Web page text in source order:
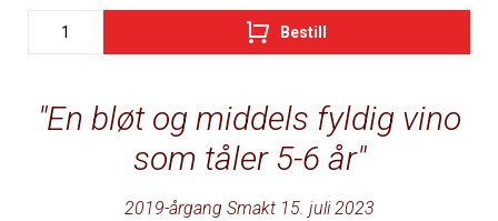
En bløt og middels fyldig vino
som tåler 5-6 år
2019-årgang Smakt 15. juli 2023
Bestill